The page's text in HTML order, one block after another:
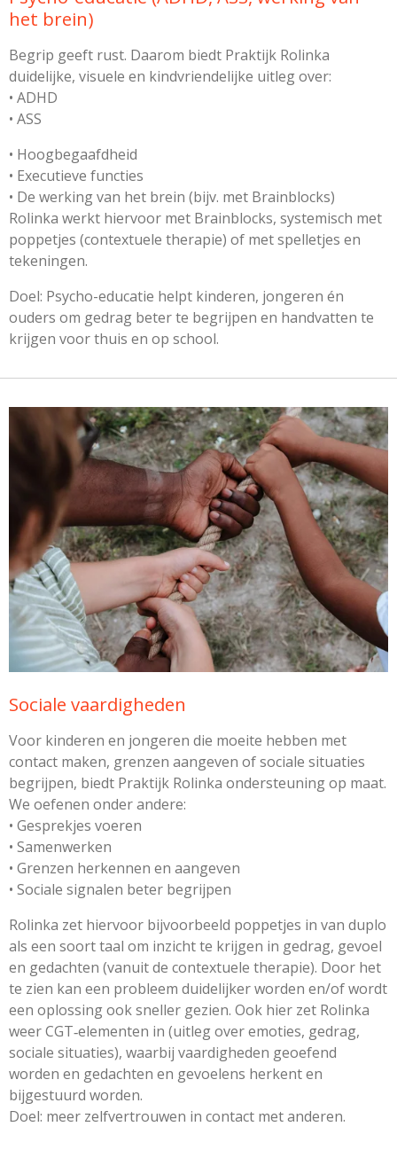
het brein)
Begrip geeft rust. Daarom biedt Praktijk Rolinka
duidelijke, visuele en kindvriendelijke uitleg over:
• ADHD
• ASS
• Hoogbegaafdheid
• Executieve functies
• De werking van het brein (bijv. met Brainblocks)
Rolinka werkt hiervoor met Brainblocks, systemisch met
poppetjes (contextuele therapie) of met spelletjes en
tekeningen.
Doel: Psycho-educatie helpt kinderen, jongeren én
ouders om gedrag beter te begrijpen en handvatten te
krijgen voor thuis en op school.
Sociale vaardigheden
Voor kinderen en jongeren die moeite hebben met
contact maken, grenzen aangeven of sociale situaties
begrijpen, biedt Praktijk Rolinka ondersteuning op maat.
We oefenen onder andere:
• Gesprekjes voeren
• Samenwerken
• Grenzen herkennen en aangeven
• Sociale signalen beter begrijpen
Rolinka zet hiervoor bijvoorbeeld poppetjes in van duplo
als een soort taal om inzicht te krijgen in gedrag, gevoel
en gedachten (vanuit de contextuele therapie). Door het
te zien kan een probleem duidelijker worden en/of wordt
een oplossing ook sneller gezien. Ook hier zet Rolinka
weer CGT‑elementen in (uitleg over emoties, gedrag,
sociale situaties), waarbij vaardigheden geoefend
worden en gedachten en gevoelens herkent en
bijgestuurd worden.
Doel: meer zelfvertrouwen in contact met anderen.